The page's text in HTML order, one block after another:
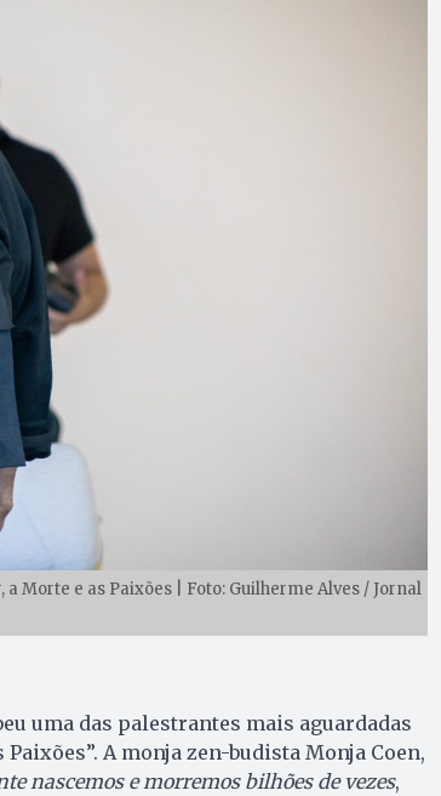
Morte e as Paixões | Foto: Guilherme Alves / Jornal
uma das palestrantes mais aguardadas
Paixões”. A monja zen-budista Monja Coen,
nascemos e morremos bilhões de vezes,